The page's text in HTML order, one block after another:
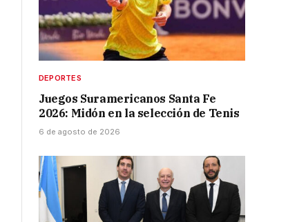
DEPORTES
Juegos Suramericanos Santa Fe
2026: Midón en la selección de Tenis
6 de agosto de 2026